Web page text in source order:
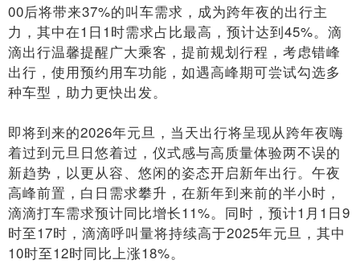
00后将带来37%的叫车需求，成为跨年夜的出行主
力，其中在1日1时需求占比最高，预计达到45%。滴
滴出行温馨提醒广大乘客，提前规划行程，考虑错峰
出行，使用预约用车功能，如遇高峰期可尝试勾选多
种车型，助力更快出发。
即将到来的2026年元旦，当天出行将呈现从跨年夜嗨
着过到元旦日悠着过，仪式感与高质量体验两不误的
新趋势，以更从容、悠闲的姿态开启新年出行。午夜
高峰前置，白日需求攀升，在新年到来前的半小时，
滴滴打车需求预计同比增长11%。同时，预计1月1日9
时至17时，滴滴呼叫量将持续高于2025年元旦，其中
10时至12时同比上涨18%。